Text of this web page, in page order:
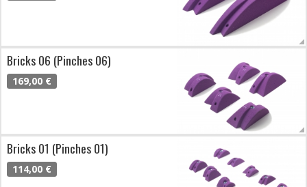
Bricks 06 (Pinches 06)
169,00 €
Bricks 01 (Pinches 01)
114,00 €